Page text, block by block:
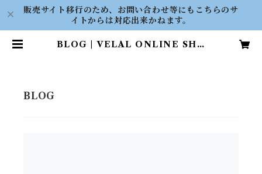
販売サイト移行のため、お問い合わせ等にもこちらのサ
イトからは対応出来かねます。
BLOG | VELAL ONLINE SHO